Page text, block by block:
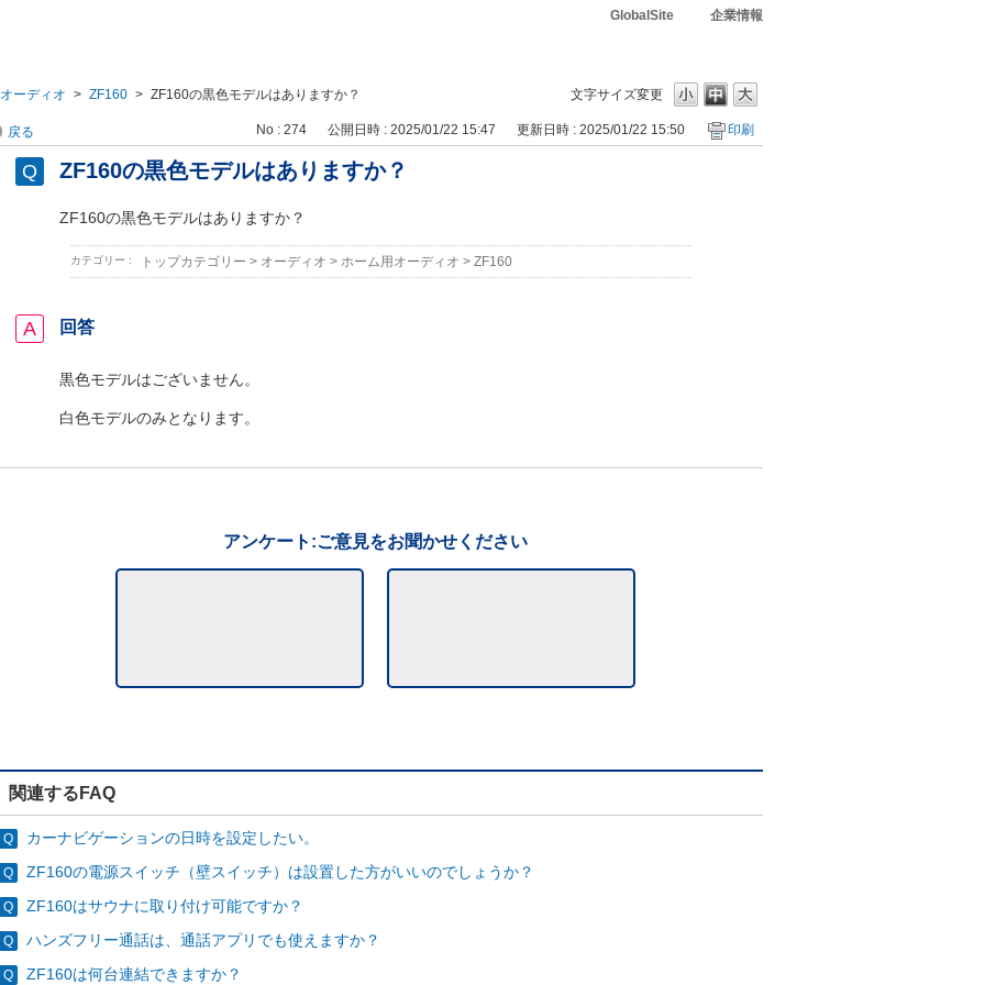
GlobalSite 企業情報
文字サイズ変更
ーディオ > ZF160 > ZF160の黒色モデルはありますか？
戻る No : 274 公開日時 : 2025/01/22 15:47 更新日時 : 2025/01/22 15:50 印刷
ZF160の黒色モデルはありますか？
ZF160の黒色モデルはありますか？
カテゴリー : トップカテゴリー > オーディオ > ホーム用オーディオ > ZF160
回答
黒色モデルはございません。
白色モデルのみとなります。
アンケート:ご意見をお聞かせください
関連するFAQ
カーナビゲーションの日時を設定したい。
ZF160の電源スイッチ（壁スイッチ）は設置した方がいいのでしょうか？
ZF160はサウナに取り付け可能ですか？
ハンズフリー通話は、通話アプリでも使えますか？
ZF160は何台連結できますか？